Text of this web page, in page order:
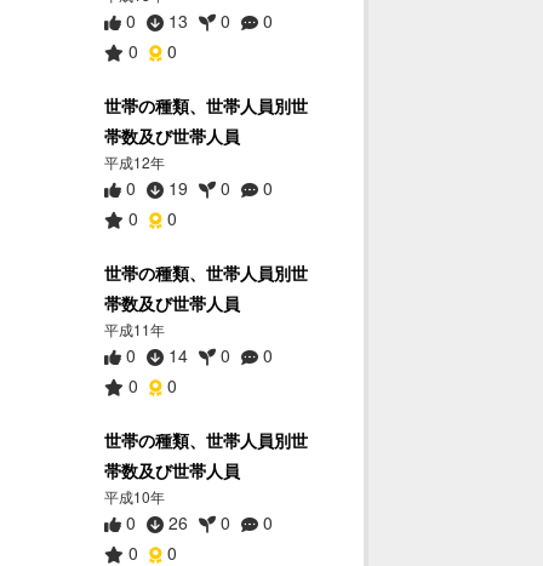
0 13 0
0
0
0
世帯の種類、世帯人員別世
帯数及び世帯人員
平成12年
0 19 0
0
0
0
世帯の種類、世帯人員別世
帯数及び世帯人員
平成11年
0 14 0
0
0
0
世帯の種類、世帯人員別世
帯数及び世帯人員
平成10年
0 26 0
0
0
0